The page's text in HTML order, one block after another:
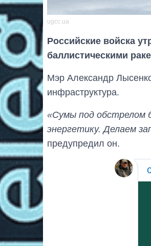
ugcc.ua
Российские войска
баллистическими
Мэр Александр
инфраструктура.
«Сумы под обстрелом
энергетику. Делаем
предупредил он.